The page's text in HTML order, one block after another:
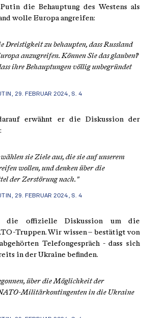
die Behauptung des Westens als
wolle Europa angreifen:
Dreistigkeit zu behaupten, dass Russland
anzugreifen. Können Sie das glauben?
ihre Behauptungen völlig unbegründet
29. FEBRUAR 2024, S. 4
erwähnt er die Diskussion der
sie Ziele aus, die sie auf unserem
wollen, und denken über die
der Zerstörung nach."
29. FEBRUAR 2024, S. 4
die offizielle Diskussion um die
Truppen. Wir wissen – bestätigt von
Telefongespräch - dass sich
in der Ukraine befinden.
über die Möglichkeit der
Militärkontingenten in die Ukraine